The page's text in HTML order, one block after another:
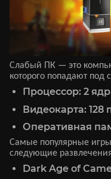
Слабый ПК — это
которого попадают
Процессор: 2
Видеокарта: 128
Оперативная
Самые популярные
следующие
Dark Age of